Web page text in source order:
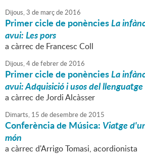
Dijous,3 de marçde2016
Primer cicle de ponènciesLa
avui: Les pors
a càrrec de Francesc Coll
Dijous,4defebrerde2016
Primer cicle de ponènciesLa
avui: Adquisició i usos del llenguatge
a càrrec de Jordi Alcàsser
Dimarts, 15 dedesembrede2015
Conferència de Música: Viatge
món
a càrrec d'Arrigo Tomasi, acordionista